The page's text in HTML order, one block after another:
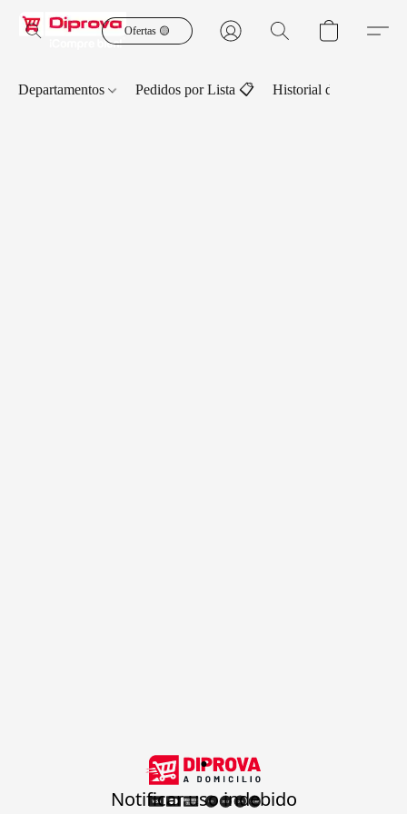
Ofertas 🟡
Departamentos Pedidos por Lista 📋 Historial de Pedidos
.
Notificar uso indebido